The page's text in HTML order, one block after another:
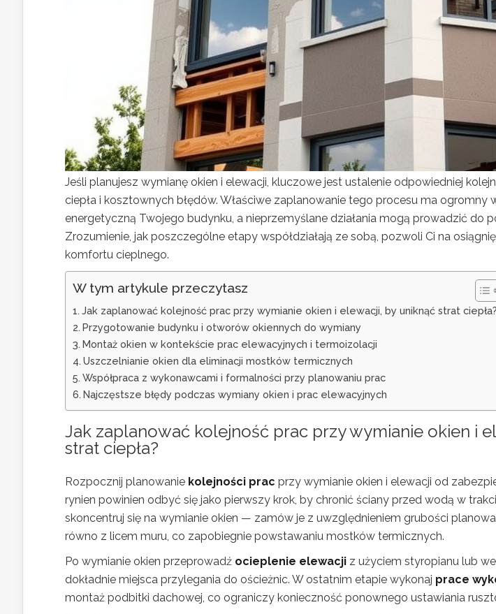
Jeśli planujesz wymianę okien i elewacji, kluczowe jest ustalenie odpowiedniej
ciepła i kosztownych błędów. Właściwe zaplanowanie tego procesu ma ogromny
energetyczną Twojego budynku, a nieprzemyślane działania mogą prowadzić do
Zrozumienie, jak poszczególne etapy współdziałają ze sobą, pozwoli Ci na
komfortu cieplnego.
W tym artykule przeczytasz
Jak zaplanować kolejność prac przy wymianie okien i elewacji, by uniknąć strat ciepła?
Przygotowanie budynku i otworów okiennych do wymiany
Montaż okien w kontekście prac elewacyjnych i termoizolacji
Uszczelnianie okien dla eliminacji mostków termicznych
Współpraca z wykonawcami i formalności przy planowaniu prac
Najczęstsze błędy podczas wymiany okien i prac elewacyjnych
Jak zaplanować kolejność prac przy wymianie okien i
strat ciepła?
Rozpocznij planowanie kolejności prac przy wymianie okien i elewacji od
rynien powinien odbyć się jako pierwszy krok, by chronić ściany przed wodą w
skoncentruj się na wymianie okien — zamów je z uwzględnieniem grubości
równo z licem muru, co zapobiegnie powstawaniu mostków termicznych.
Po wymianie okien przeprowadź ocieplenie elewacji z użyciem styropianu lub
dokładnie miejsca przylegania do ościeżnic. W ostatnim etapie wykonaj prace
montaż podbitki dachowej, co ograniczy konieczność ponownego ustawiania